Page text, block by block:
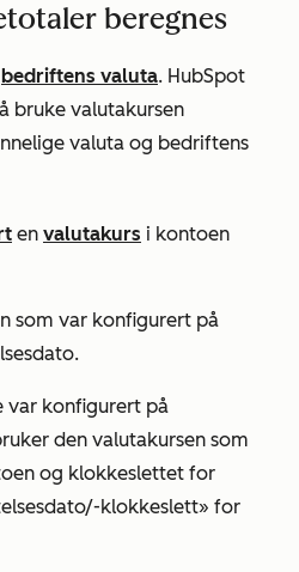
beregnes
bedriftens valuta. HubSpot
bruke valutakursen
valuta og bedriftens
en valutakurs i kontoen
som var konfigurert på
.
var konfigurert på
den valutakursen som
og klokkeslettet for
klokkeslett» for